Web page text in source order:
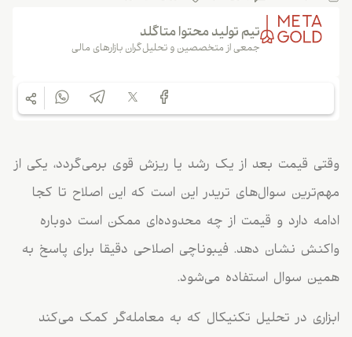
تیم تولید محتوا متاگلد
جمعی از متخصصین و تحلیل‌گران بازارهای مالی
وقتی قیمت بعد از یک رشد یا ریزش قوی برمی‌گردد، یکی از
مهم‌ترین سوال‌های تریدر این است که این اصلاح تا کجا
ادامه دارد و قیمت از چه محدوده‌ای ممکن است دوباره
واکنش نشان دهد. فیبوناچی اصلاحی دقیقا برای پاسخ به
همین سوال استفاده می‌شود.
ابزاری در تحلیل تکنیکال که به معامله‌گر کمک می‌کند